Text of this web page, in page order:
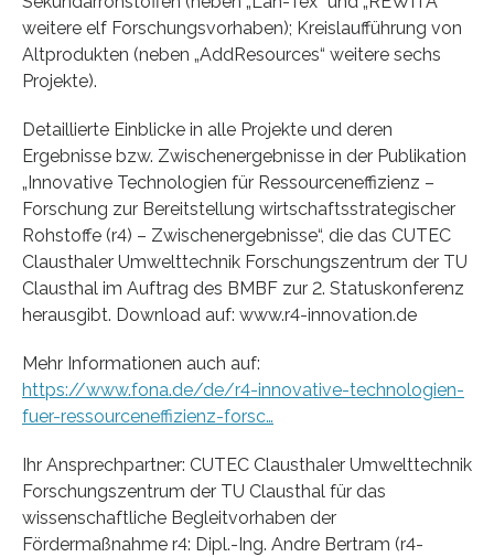
weitere elf Forschungsvorhaben); Kreislaufführung von
Altprodukten (neben „AddResources“ weitere sechs
Projekte).
Detaillierte Einblicke in alle Projekte und deren
Ergebnisse bzw. Zwischenergebnisse in der Publikation
„Innovative Technologien für Ressourceneffizienz –
Forschung zur Bereitstellung wirtschaftsstrategischer
Rohstoffe (r4) – Zwischenergebnisse“, die das CUTEC
Clausthaler Umwelttechnik Forschungszentrum der TU
Clausthal im Auftrag des BMBF zur 2. Statuskonferenz
herausgibt. Download auf: www.r4-innovation.de
Mehr Informationen auch auf:
https://www.fona.de/de/r4-innovative-technologien-
fuer-ressourceneffizienz-forsc…
Ihr Ansprechpartner: CUTEC Clausthaler Umwelttechnik
Forschungszentrum der TU Clausthal für das
wissenschaftliche Begleitvorhaben der
Fördermaßnahme r4: Dipl.-Ing. Andre Bertram (r4-